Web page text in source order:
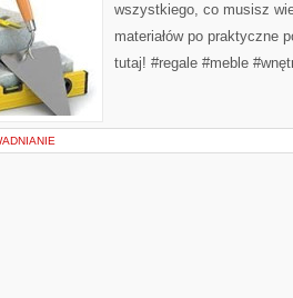
wszystkiego, co musisz
materiałów po praktyczne
tutaj! #regale #meble